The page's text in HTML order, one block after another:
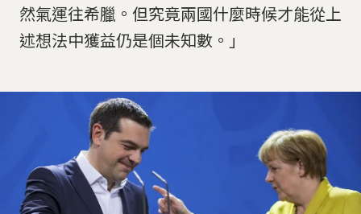
然氣運往希臘。但究竟兩國什麼時候才能從上
述想法中獲益仍是個未知數。」